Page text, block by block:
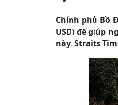
Chính phủ Bồ
USD) để giúp
này, Straits